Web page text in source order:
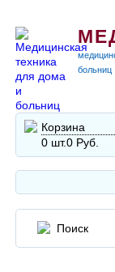
больниц
Корзина
0 шт.0 Руб.